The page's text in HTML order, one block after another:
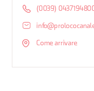
(0039)
Come arrivare